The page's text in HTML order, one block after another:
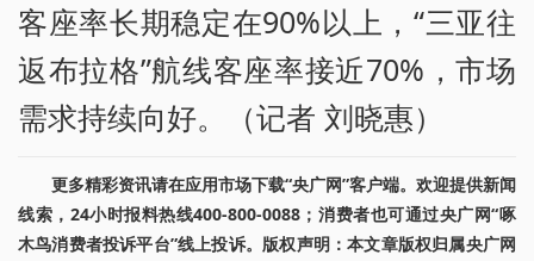
客座率长期稳定在90%以上，“三亚往
返布拉格”航线客座率接近70%，市场
需求持续向好。（记者 刘晓惠）
更多精彩资讯请在应用市场下载“央广网”客户端。欢迎提供新闻
线索，24小时报料热线400-800-0088；消费者也可通过央广网“啄
木鸟消费者投诉平台”线上投诉。版权声明：本文章版权归属央广网